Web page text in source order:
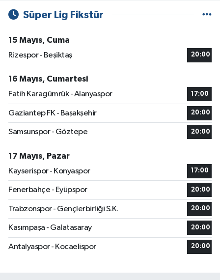
Süper Lig Fikstür
15 Mayıs, Cuma
Rizespor - Beşiktaş
20:00
16 Mayıs, Cumartesi
Fatih Karagümrük - Alanyaspor
17:00
Gaziantep FK - Başakşehir 20:00
Samsunspor - Göztepe 20:00
17 Mayıs, Pazar
Kayserispor - Konyaspor
17:00
Fenerbahçe - Eyüpspor 20:00
Trabzonspor - Gençlerbirliği S.K. 20:00
Kasımpaşa - Galatasaray 20:00
Antalyaspor - Kocaelispor 20:00